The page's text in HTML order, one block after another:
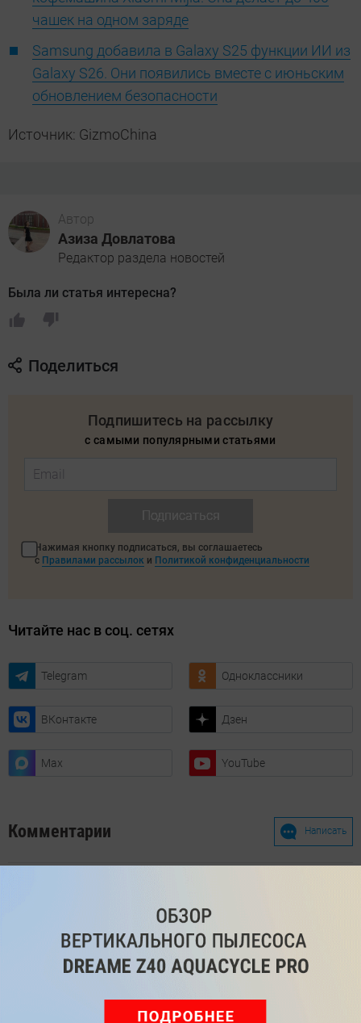
чашек на одном заряде
Samsung добавила в Galaxy S25 функции ИИ из
Galaxy S26. Они появились вместе с июньским
обновлением безопасности
Источник: GizmoChina
Автор
Азиза Довлатова
Редактор раздела новостей
Была ли статья интересна?
Поделиться
Подпишитесь на рассылку
с самыми популярными статьями
Нажимая кнопку подписаться, вы соглашаетесь
с Правилами рассылок и Политикой конфиденциальности
Читайте нас в соц. сетях
Telegram Одноклассники
ВКонтакте Дзен
Max YouTube
Комментарии Написать
Мы знаем, вам есть что сказать!
ВойдитеилиЗарегистрируйтесь, чтобы
оставить комментарий